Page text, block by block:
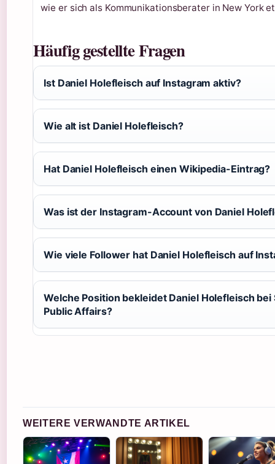
wie er sich als Kommunikationsberater in New York
Häufig gestellte Fragen
Ist Daniel Holefleisch auf Instagram aktiv?
Wie alt ist Daniel Holefleisch?
Hat Daniel Holefleisch einen Wikipedia-Eintrag?
Was ist der Instagram-Account von Daniel
Wie viele Follower hat Daniel Holefleisch auf
Welche Position bekleidet Daniel Holefleisch bei
Public Affairs?
WEITERE VERWANDTE ARTIKEL